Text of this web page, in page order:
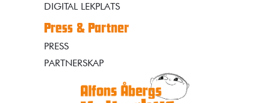
DIGITAL LEKPLATS
Press & Partner
PRESS
PARTNERSKAP